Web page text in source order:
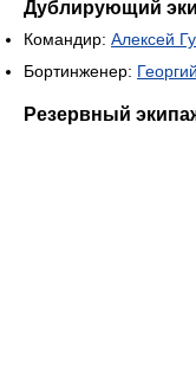
Дублирующий
Командир: Алексей
Бортинженер:
Резервный